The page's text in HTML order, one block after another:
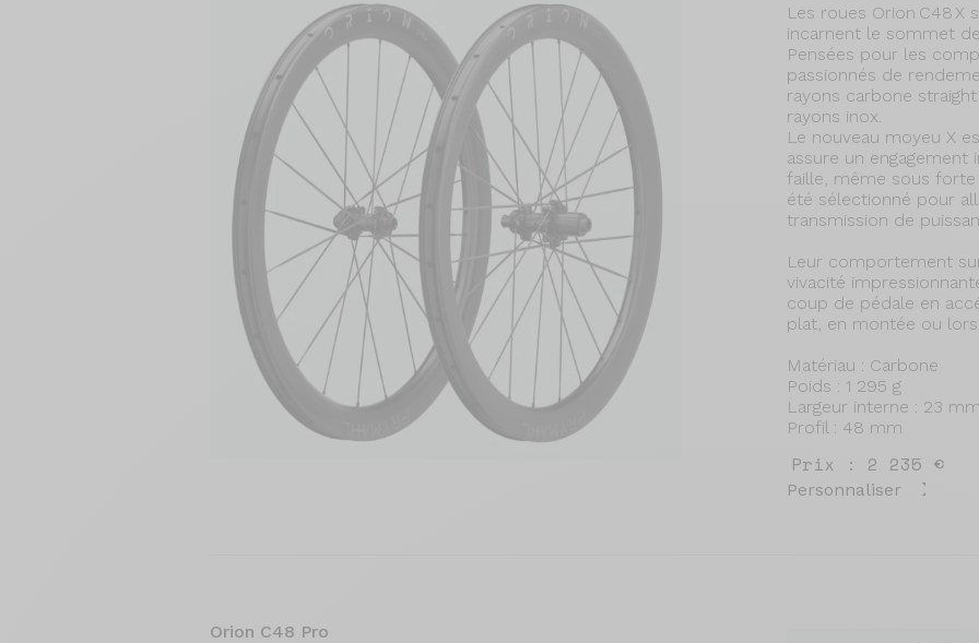
Les roues Orion C48
incarnent le sommet
Pensées pour les
passionnés de
rayons carbone
rayons inox.
Le nouveau moyeu X
assure un engagement
faille, même sous
été sélectionné pour
transmission de
Leur comportement
vivacité
coup de pédale en
plat, en montée ou lors
Matériau : Carbone
Poids : 1 295 g
Largeur interne : 23 mm
Profil : 48 mm
Prix : 2 235 €
Personnaliser
Orion C48 Pro